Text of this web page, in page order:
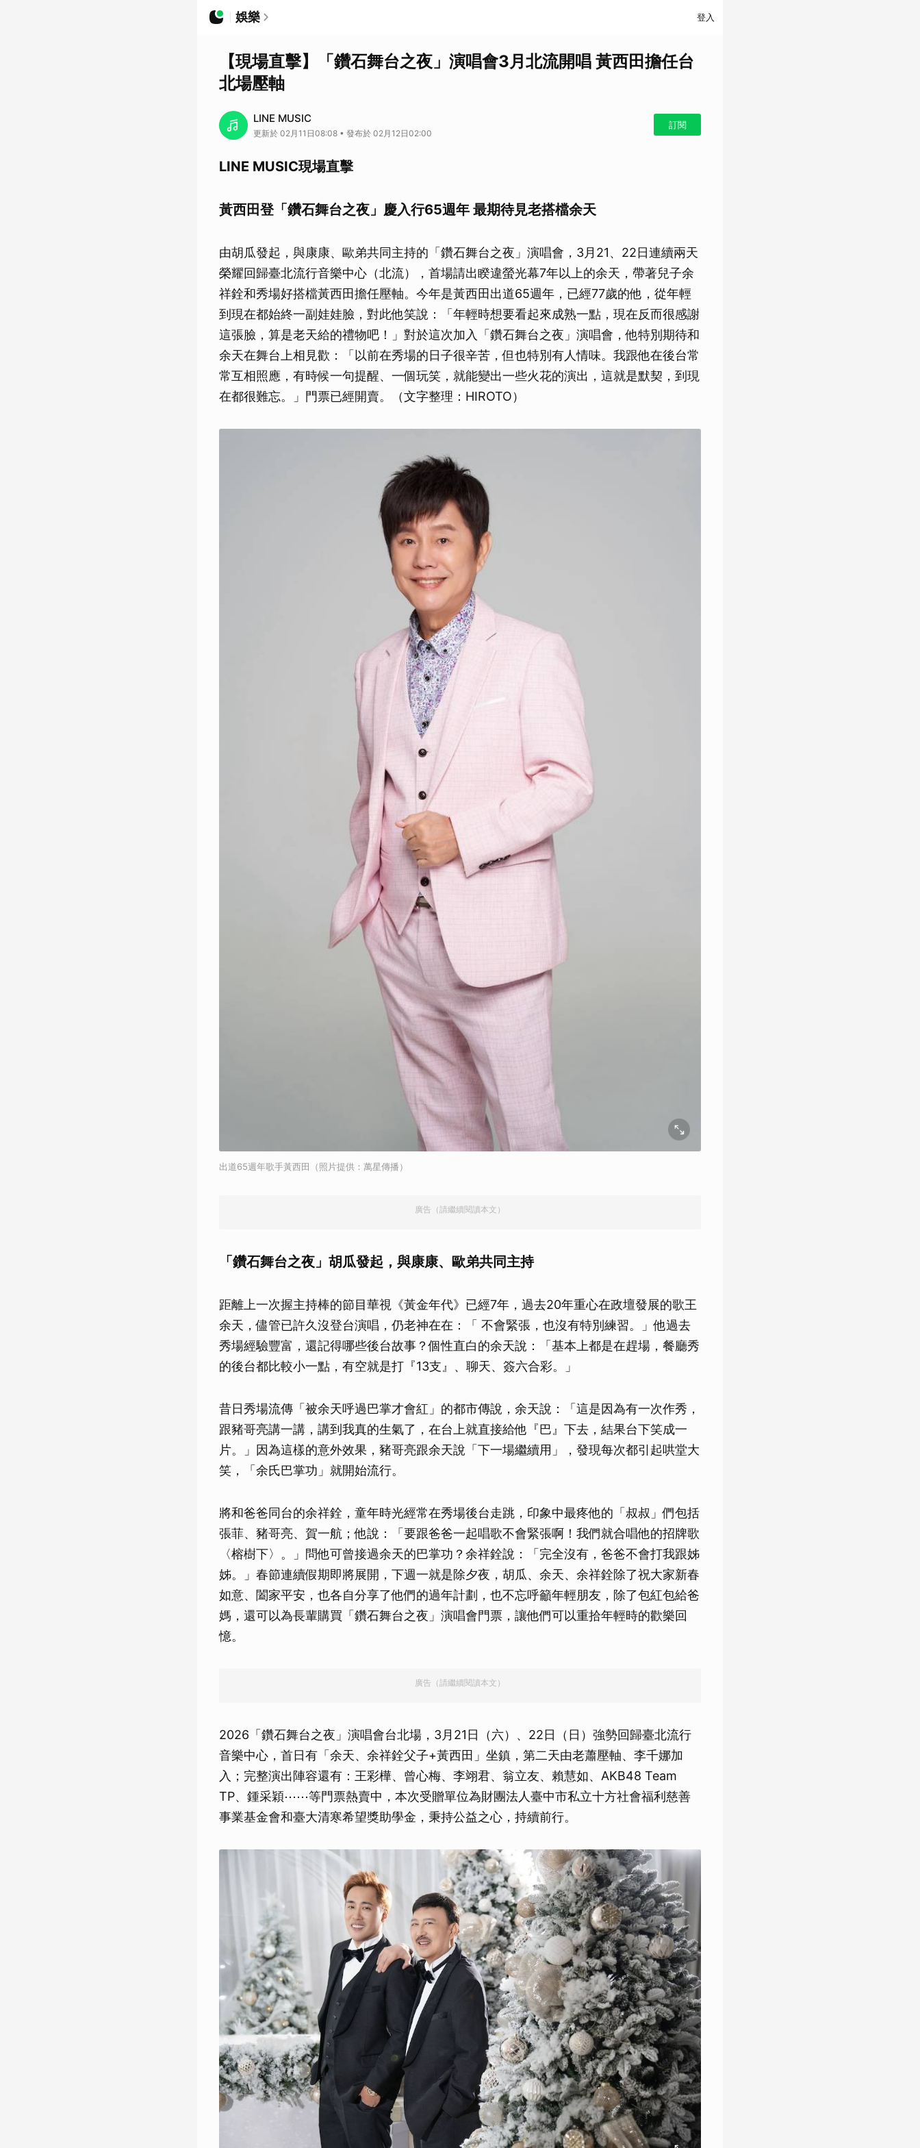
娛樂 登入
【現場直擊】「鑽石舞台之夜」演唱會3月北流開唱 黃西田擔任台
北場壓軸
LINE MUSIC
更新於 02月11日08:08 • 發布於 02月12日02:00
訂閱
LINE MUSIC現場直擊
黃西田登「鑽石舞台之夜」慶入行65週年 最期待見老搭檔余天
由胡瓜發起，與康康、歐弟共同主持的「鑽石舞台之夜」演唱會，3月21、22日連續兩天
榮耀回歸臺北流行音樂中心（北流），首場請出睽違螢光幕7年以上的余天，帶著兒子余
祥銓和秀場好搭檔黃西田擔任壓軸。今年是黃西田出道65週年，已經77歲的他，從年輕
到現在都始終一副娃娃臉，對此他笑說：「年輕時想要看起來成熟一點，現在反而很感謝
這張臉，算是老天給的禮物吧！」對於這次加入「鑽石舞台之夜」演唱會，他特別期待和
余天在舞台上相見歡：「以前在秀場的日子很辛苦，但也特別有人情味。我跟他在後台常
常互相照應，有時候一句提醒、一個玩笑，就能變出一些火花的演出，這就是默契，到現
在都很難忘。」門票已經開賣。（文字整理：HIROTO）
出道65週年歌手黃西田（照片提供：萬星傳播）
廣告（請繼續閱讀本文）
「鑽石舞台之夜」胡瓜發起，與康康、歐弟共同主持
距離上一次握主持棒的節目華視《黃金年代》已經7年，過去20年重心在政壇發展的歌王
余天，儘管已許久沒登台演唱，仍老神在在：「 不會緊張，也沒有特別練習。」他過去
秀場經驗豐富，還記得哪些後台故事？個性直白的余天說：「基本上都是在趕場，餐廳秀
的後台都比較小一點，有空就是打『13支』、聊天、簽六合彩。」
昔日秀場流傳「被余天呼過巴掌才會紅」的都市傳說，余天說：「這是因為有一次作秀，
跟豬哥亮講一講，講到我真的生氣了，在台上就直接給他『巴』下去，結果台下笑成一
片。」因為這樣的意外效果，豬哥亮跟余天說「下一場繼續用」，發現每次都引起哄堂大
笑，「余氏巴掌功」就開始流行。
將和爸爸同台的余祥銓，童年時光經常在秀場後台走跳，印象中最疼他的「叔叔」們包括
張菲、豬哥亮、賀一航；他說：「要跟爸爸一起唱歌不會緊張啊！我們就合唱他的招牌歌
〈榕樹下〉。」問他可曾接過余天的巴掌功？余祥銓說：「完全沒有，爸爸不會打我跟姊
姊。」春節連續假期即將展開，下週一就是除夕夜，胡瓜、余天、余祥銓除了祝大家新春
如意、闔家平安，也各自分享了他們的過年計劃，也不忘呼籲年輕朋友，除了包紅包給爸
媽，還可以為長輩購買「鑽石舞台之夜」演唱會門票，讓他們可以重拾年輕時的歡樂回
憶。
廣告（請繼續閱讀本文）
2026「鑽石舞台之夜」演唱會台北場，3月21日（六）、22日（日）強勢回歸臺北流行
音樂中心，首日有「余天、余祥銓父子+黃西田」坐鎮，第二天由老蕭壓軸、李千娜加
入；完整演出陣容還有：王彩樺、曾心梅、李翊君、翁立友、賴慧如、AKB48 Team
TP、鍾采穎⋯⋯等門票熱賣中，本次受贈單位為財團法人臺中市私立十方社會福利慈善
事業基金會和臺大清寒希望獎助學金，秉持公益之心，持續前行。
取消